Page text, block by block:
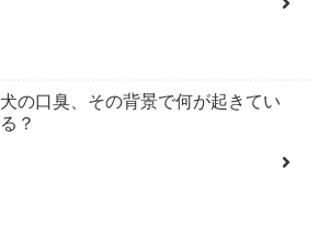
犬の口臭、その背景で何が起きてい
る？